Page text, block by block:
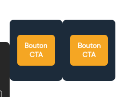
Bouton
CTA
Bouton
CTA